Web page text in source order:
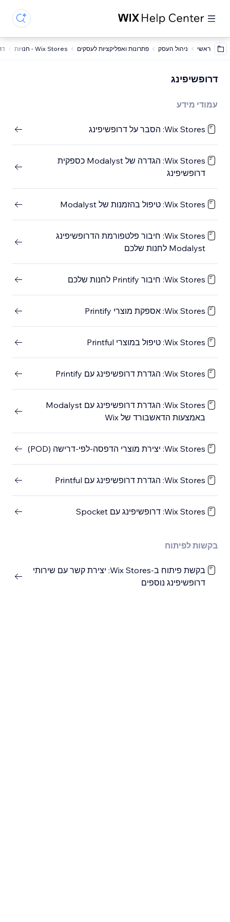
ראשי ניהול העסק פתרונות ואפליקציות לעסקים Wix Stores - חנויות
דרופשיפינג
עמודי מידע
Wix Stores: הסבר על דרופשיפינג
Wix Stores: הגדרה של Modalyst כספקית
דרופשיפינג
Wix Stores: טיפול בהזמנות של Modalyst
Wix Stores: חיבור פלטפורמת הדרופשיפינג
Modalyst לחנות שלכם
Wix Stores: חיבור Printify לחנות שלכם
Wix Stores: אספקת מוצרי Printify
Wix Stores: טיפול במוצרי Printful
Wix Stores: הגדרת דרופשיפינג עם Printify
Wix Stores: הגדרת דרופשיפינג עם Modalyst
באמצעות הדאשבורד של Wix
Wix Stores: יצירת מוצרי הדפסה-לפי-דרישה (POD)
Wix Stores: הגדרת דרופשיפינג עם Printful
Wix Stores: דרופשיפינג עם Spocket
בקשות לפיתוח
בקשת פיתוח ב-Wix Stores: יצירת קשר עם שירותי
דרופשיפינג נוספים